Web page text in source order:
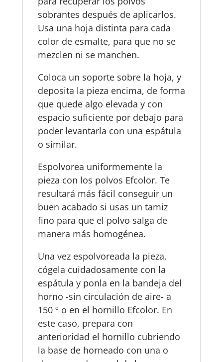
sobrantes después de aplicarlos.
Usa una hoja distinta para cada
color de esmalte, para que no se
mezclen ni se manchen.
Coloca un soporte sobre la hoja, y
deposita la pieza encima, de forma
que quede algo elevada y con
espacio suficiente por debajo para
poder levantarla con una espátula
o similar.
Espolvorea uniformemente la
pieza con los polvos Efcolor. Te
resultará más fácil conseguir un
buen acabado si usas un tamiz
fino para que el polvo salga de
manera más homogénea.
Una vez espolvoreada la pieza,
cógela cuidadosamente con la
espátula y ponla en la bandeja del
horno -sin circulación de aire- a
150 º o en el hornillo Efcolor. En
este caso, prepara con
anterioridad el hornillo cubriendo
la base de horneado con una o